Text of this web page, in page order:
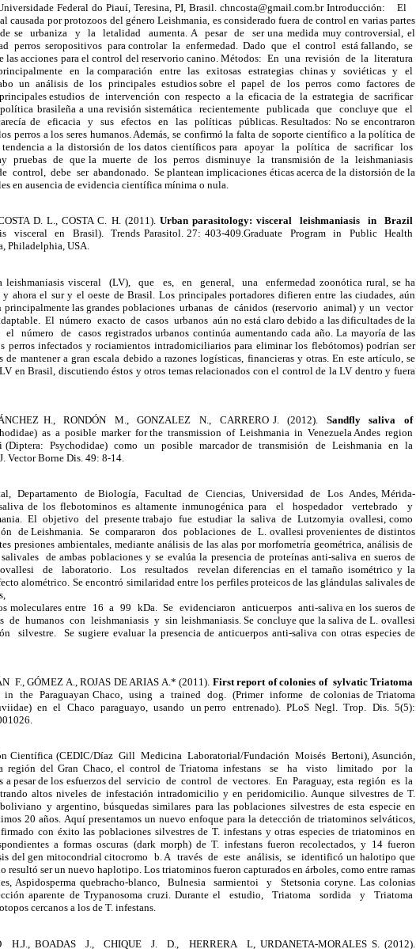
Federal do Piauí, Teresina, PI, Brasil. chncosta@gmail.com.br Introducción: El
por protozoos del género Leishmania, es considerado fuera de control en varias partes
se urbaniza y la letalidad aumenta. A pesar de ser una medida muy controversial, el
perros seropositivos para controlar la enfermedad. Dado que el control está fallando, se
acciones para el control del reservorio canino. Métodos: En una revisión de la literatura
en la comparación entre las exitosas estrategias chinas y soviéticas y el
un análisis de los principales estudios sobre el papel de los perros como factores de
estudios de intervención con respecto a la eficacia de la estrategia de sacrificar
brasileña a una revisión sistemática recientemente publicada que concluye que el
de eficacia y sus efectos en las políticas públicas. Resultados: No se encontraron
perros a los seres humanos. Además, se confirmó la falta de soporte científico a la política de
tendencia a la distorsión de los datos científicos para apoyar la política de sacrificar los
pruebas de que la muerte de los perros disminuye la transmisión de la leishmaniasis
control, debe ser abandonado. Se plantean implicaciones éticas acerca de la distorsión de la
en ausencia de evidencia científica mínima o nula.
D. L., COSTA C. H. (2011). Urban parasitology: visceral leishmaniasis in Brazil
visceral en Brasil). Trends Parasitol. 27: 403-409.Graduate Program in Public Health
Philadelphia, USA.
leishmaniasis visceral (LV), que es, en general, una enfermedad zoonótica rural, se ha
ahora el sur y el oeste de Brasil. Los principales portadores difieren entre las ciudades, aún
principalmente las grandes poblaciones urbanas de cánidos (reservorio animal) y un vector
El número exacto de casos urbanos aún no está claro debido a las dificultades de la
número de casos registrados urbanos continúa aumentando cada año. La mayoría de las
infectados y rociamientos intradomiciliarios para eliminar los flebótomos) podrían ser
mantener a gran escala debido a razones logísticas, financieras y otras. En este artículo, se
en Brasil, discutiendo éstos y otros temas relacionados con el control de la LV dentro y fuera
H., RONDÓN M., GONZALEZ N., CARRERO J. (2012). Sandfly saliva of
as a posible marker for the transmission of Leishmania in Venezuela Andes region
Psychodidae) como un posible marcador de transmisión de Leishmania en la
Vector Borne Dis. 49: 8-14.
Departamento de Biología, Facultad de Ciencias, Universidad de Los Andes, Mérida-
de los flebotominos es altamente inmunogénica para el hospedador vertebrado y
El objetivo del presente trabajo fue estudiar la saliva de Lutzomyia ovallesi, como
de Leishmania. Se compararon dos poblaciones de L. ovallesi provenientes de distintos
presiones ambientales, mediante análisis de las alas por morfometría geométrica, análisis de
de ambas poblaciones y se evalúa la presencia de proteínas anti-saliva en sueros de
de laboratorio. Los resultados revelan diferencias en el tamaño isométrico y la
alométrico. Se encontró similaridad entre los perfiles proteicos de las glándulas salivales de
moleculares entre 16 a 99 kDa. Se evidenciaron anticuerpos anti-saliva en los sueros de
de humanos con leishmaniasis y sin leishmaniasis. Se concluye que la saliva de L. ovallesi
Se sugiere evaluar la presencia de anticuerpos anti-saliva con otras especies de
GÓMEZ A., ROJAS DE ARIAS A.* (2011). First report of colonies of sylvatic Triatoma
in the Paraguayan Chaco, using a trained dog. (Primer informe de colonias de Triatoma
en el Chaco paraguayo, usando un perro entrenado). PLoS Negl. Trop. Dis. 5(5):
Científica (CEDIC/Díaz Gill Medicina Laboratorial/Fundación Moisés Bertoni), Asunción,
la región del Gran Chaco, el control de Triatoma infestans se ha visto limitado por la
a pesar de los esfuerzos del servicio de control de vectores. En Paraguay, esta región es la
altos niveles de infestación intradomicilio y en peridomicilio. Aunque silvestres de T.
y argentino, búsquedas similares para las poblaciones silvestres de esta especie en
20 años. Aquí presentamos un nuevo enfoque para la detección de triatominos selváticos,
con éxito las poblaciones silvestres de T. infestans y otras especies de triatominos en
a formas oscuras (dark morph) de T. infestans fueron recolectados, y 14 fueron
del gen mitocondrial citocromo b. A través de este análisis, se identificó un halotipo que
resultó ser un nuevo haplotipo. Los triatominos fueron capturados en árboles, como entre ramas
Aspidosperma quebracho-blanco, Bulnesia sarmientoi y Stetsonia coryne. Las colonias
aparente de Trypanosoma cruzi. Durante el estudio, Triatoma sordida y Triatoma
cercanos a los de T. infestans.
H.J., BOADAS J., CHIQUE J. D., HERRERA L, URDANETA-MORALES S. (2012).